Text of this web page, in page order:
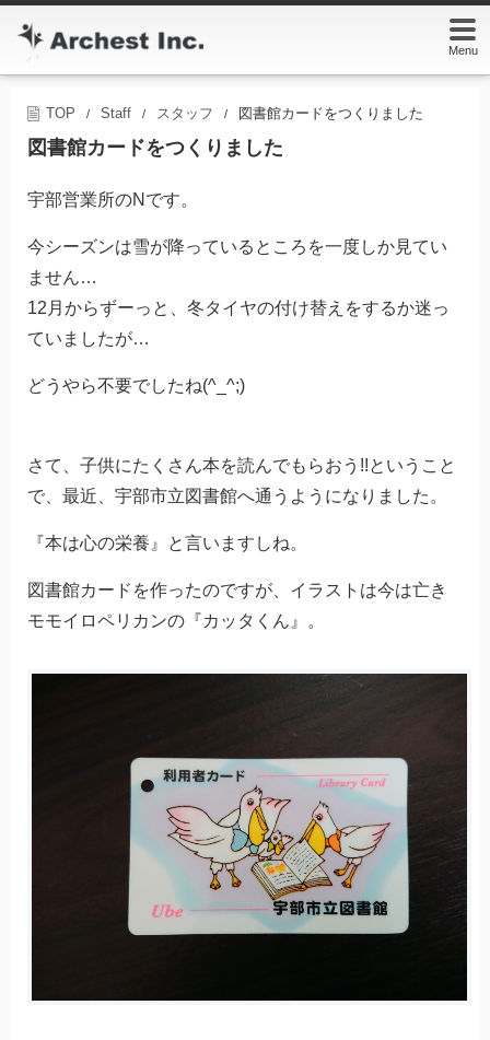
Menu
TOP / Staff / スタッフ / 図書館カードをつくりました
図書館カードをつくりました
宇部営業所のNです。
今シーズンは雪が降っているところを一度しか見てい
ません…
12月からずーっと、冬タイヤの付け替えをするか迷っ
ていましたが…
どうやら不要でしたね(^_^;)
さて、子供にたくさん本を読んでもらおう!!ということ
で、最近、宇部市立図書館へ通うようになりました。
『本は心の栄養』と言いますしね。
図書館カードを作ったのですが、イラストは今は亡き
モモイロペリカンの『カッタくん』。